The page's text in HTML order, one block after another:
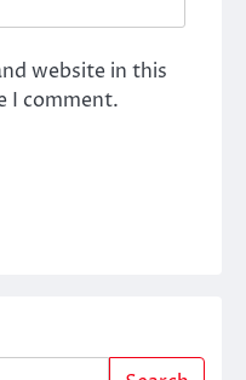
website in this
I comment.